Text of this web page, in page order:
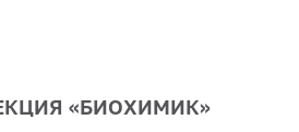
«БИОХИМИК»